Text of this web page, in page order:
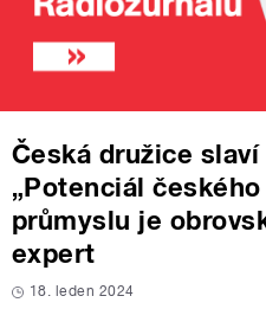
Česká družice
„Potenciál
průmyslu je
expert
18. leden 2024